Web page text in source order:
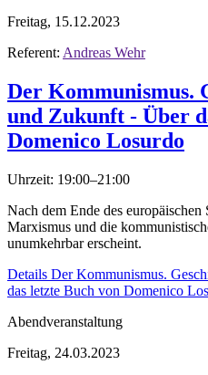
Freitag, 15.12.2023
Referent: Andreas Wehr
Der Kommunismus.
und Zukunft - Über
Domenico Losurdo
Uhrzeit: 19:00–21:00
Nach dem Ende des europäischen
Marxismus und die
unumkehrbar erscheint.
Details Der Kommunismus.
das letzte Buch von Domenico
Abendveranstaltung
Freitag, 24.03.2023